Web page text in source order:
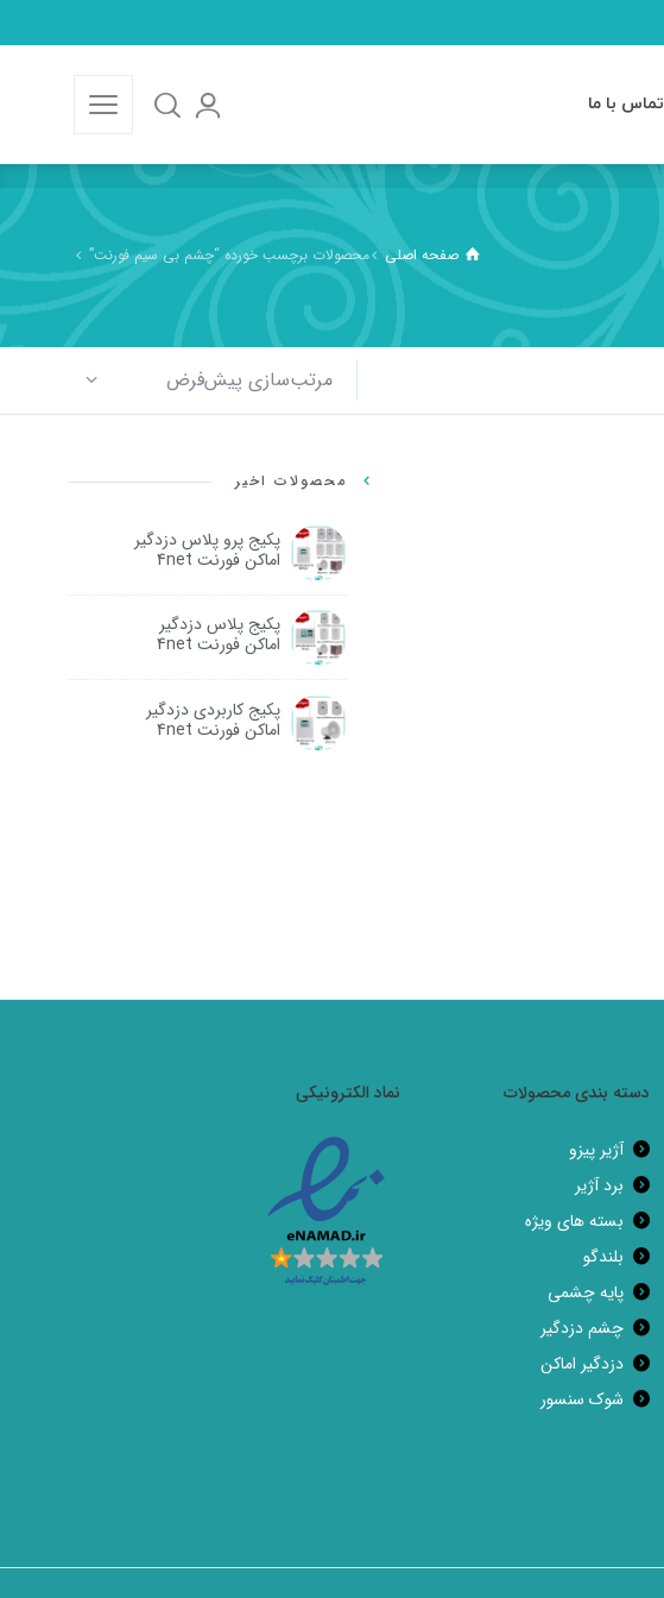
تماس با ما
صفحه اصلی محصولات برچسب خورده “چشم بی سیم فورنت”
مرتب‌سازی پیش‌فرض
محصولات اخیر
پکیج پرو پلاس دزدگیر
اماکن فورنت 4net
پکیج پلاس دزدگیر
اماکن فورنت 4net
پکیج کاربردی دزدگیر
اماکن فورنت 4net
دسته بندی محصولات
آژیر پیزو
برد آژیر
بسته های ویژه
بلندگو
پایه چشمی
چشم دزدگیر
دزدگیر اماکن
شوک سنسور
نماد الکترونیکی